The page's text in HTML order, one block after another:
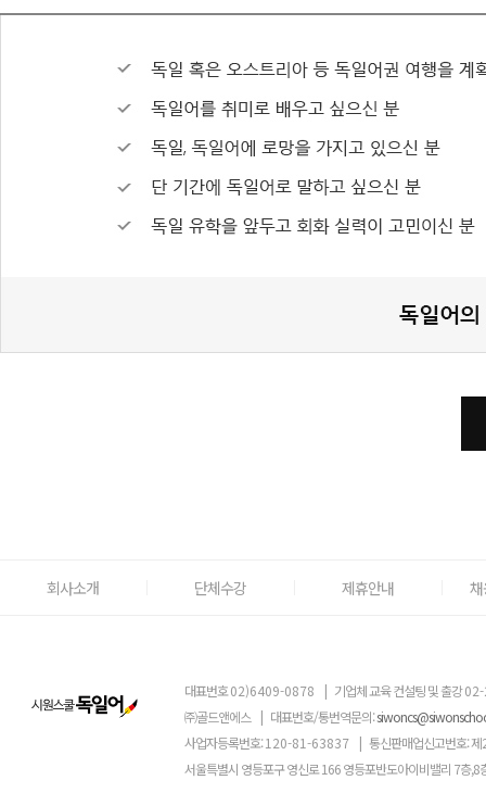
회사소개 단체수강 제휴안내
대표번호02)6409-0878 | 기업체 교육 컨설팅 및 출강
㈜골드앤에스 | 대표번호/통번역문의:
사업자등록번호:120-81-63837 | 통신판매업신고번호: 제
서울특별시 영등포구 영신로 166 영등포반도아이비밸리 7층,8